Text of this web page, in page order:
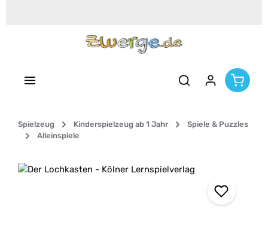
Spielzeug Kinderspielzeug ab 1 Jahr
Spiele & Puzzles
Alleinspiele
Bildergalerie überspringen